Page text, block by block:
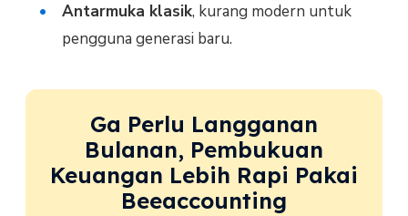
Antarmuka klasik, kurang modern untuk
pengguna generasi baru.
Ga Perlu Langganan
Bulanan, Pembukuan
Keuangan Lebih Rapi Pakai
Beeaccounting